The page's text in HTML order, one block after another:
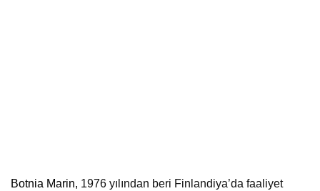
Botnia Marin, 1976 yılından beri Finlandiya’da faaliyet